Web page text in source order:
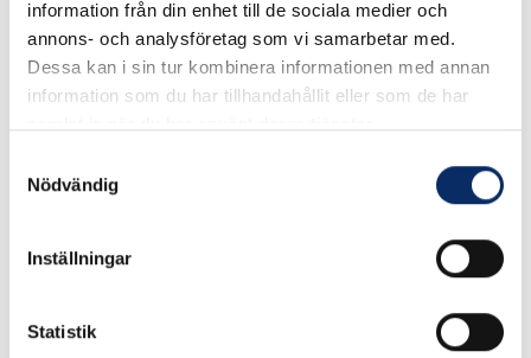
information från din enhet till de sociala medier och
annons- och analysföretag som vi samarbetar med.
Dessa kan i sin tur kombinera informationen med annan
information som du har tillhandahållit eller som de har
Nödvändig
Inställningar
Statistik
Välj Modell
Antal
2,995kr
Lägg i varukorg
Produktinformation expand_more